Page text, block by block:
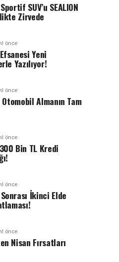
SUV’u SEALION
Zirvede
önce
Yeni
Yazılıyor!
önce
Almanın Tam
önce
Bin TL Kredi
önce
İkinci Elde
önce
Nisan Fırsatları